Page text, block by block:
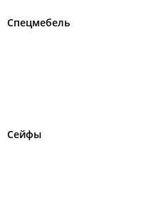
Спецмебель
Сейфы